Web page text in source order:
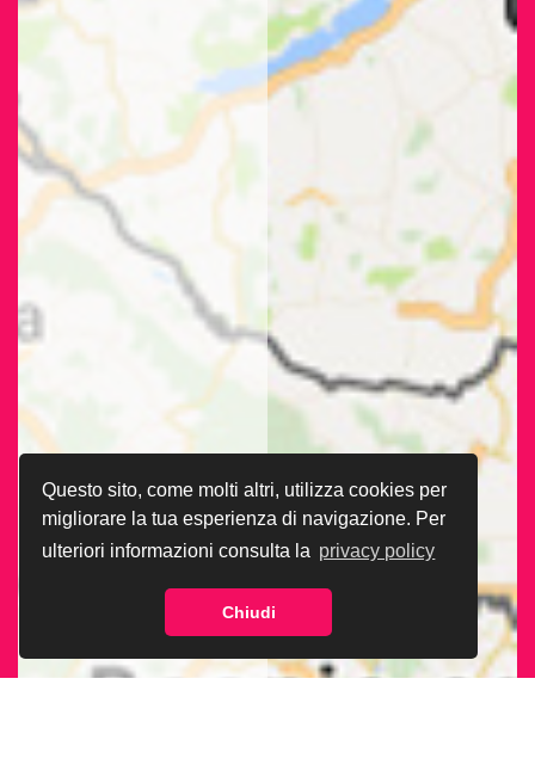
Questo sito, come molti altri, utilizza cookies per
migliorare la tua esperienza di navigazione. Per
ulteriori informazioni consulta la privacy policy
Chiudi